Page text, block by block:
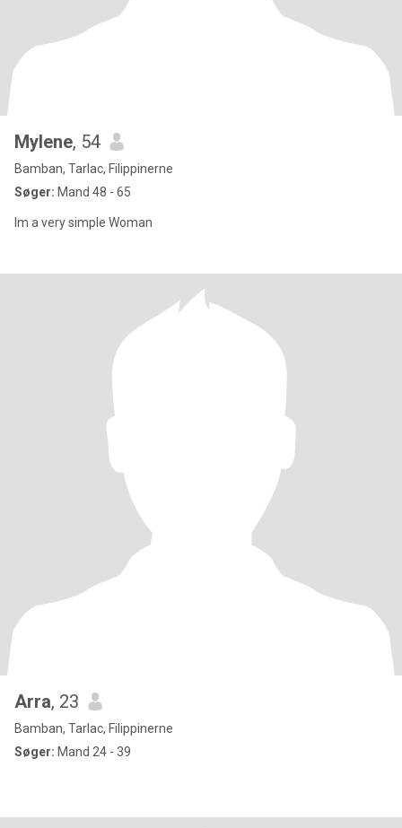
Mylene, 54
Bamban, Tarlac, Filippinerne
Søger: Mand 48 - 65
Im a very simple Woman
Arra, 23
Bamban, Tarlac, Filippinerne
Søger: Mand 24 - 39